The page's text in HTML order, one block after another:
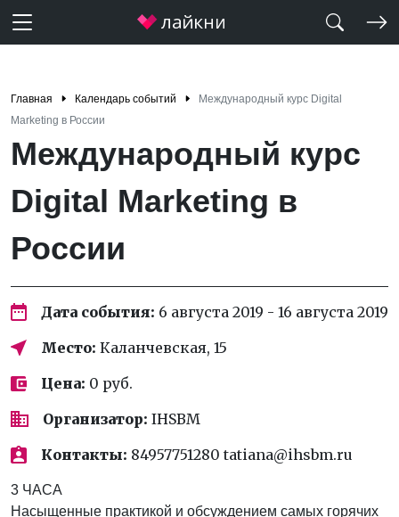
Главная Календарь событий
Международный курс Digital
Marketing в России
Международный курс
Digital Marketing в
России
Дата события: 6 августа 2019 - 16 августа 2019
Место: Каланчевская, 15
Цена: 0 руб.
Организатор: IHSBM
Контакты: 84957751280 tatiana@ihsbm.ru
3 ЧАСА
Насыщенные практикой и обсуждением самых горячих